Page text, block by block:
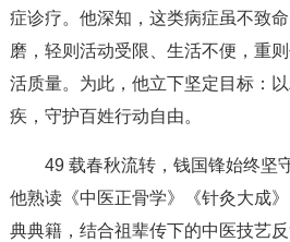
症诊疗。他深知，这类病症虽不致
磨，轻则活动受限、生活不便，重
活质量。为此，他立下坚定目标：
疾，守护百姓行动自由。
49 载春秋流转，钱国锋始终坚
他熟读《中医正骨学》《针灸大成
典典籍，结合祖辈传下的中医技艺